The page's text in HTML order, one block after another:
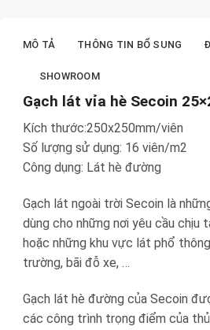
MÔ TẢ THÔNG TIN BỔ SUNG
SHOWROOM
Gạch lát vỉa hè Secoin
Kích thước:250x250mm/viên
Số lượng sử dụng: 16 viên/m2
Công dụng: Lát hè đường
Gạch lát ngoài trời Secoin là
dùng cho những nơi yêu cầu chịu
hoặc những khu vực lát phổ
trường, bãi đỗ xe, …
Gạch lát hè đường của Secoin
các công trình trọng điểm của